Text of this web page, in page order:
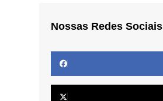
Nossas Redes Sociais